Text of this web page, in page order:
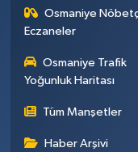
Osmaniye
Eczaneler
Osmaniye Trafik
Yoğunluk Haritası
Tüm Manşetler
Haber Arşivi